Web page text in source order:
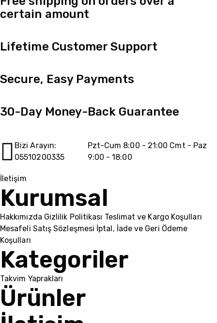
certain amount
Lifetime Customer Support
Secure, Easy Payments
30-Day Money-Back Guarantee
Bizi Arayın:
05510200335
Pzt-Cum 8:00 - 21:00 Cmt - Paz
9:00 - 18:00
İletişim
Kurumsal
Hakkımızda Gizlilik Politikası Teslimat ve Kargo Koşulları
Mesafeli Satış Sözleşmesi İptal, İade ve Geri Ödeme
Koşulları
Kategoriler
Takvim Yaprakları
Ürünler